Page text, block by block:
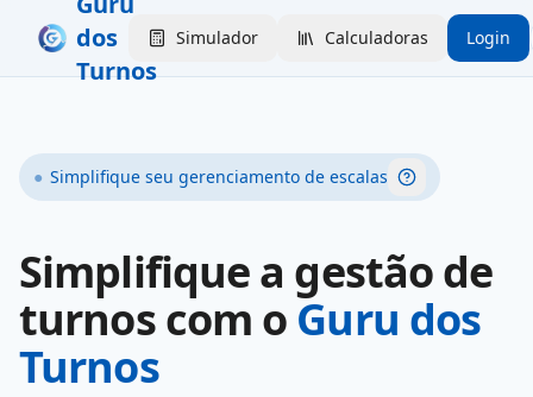
dos
Turnos
Simulador Calculadoras Login
● Simplifique seu gerenciamento de escalas Ajuda
Simplifique a gestão de
turnos com o Guru dos
Turnos